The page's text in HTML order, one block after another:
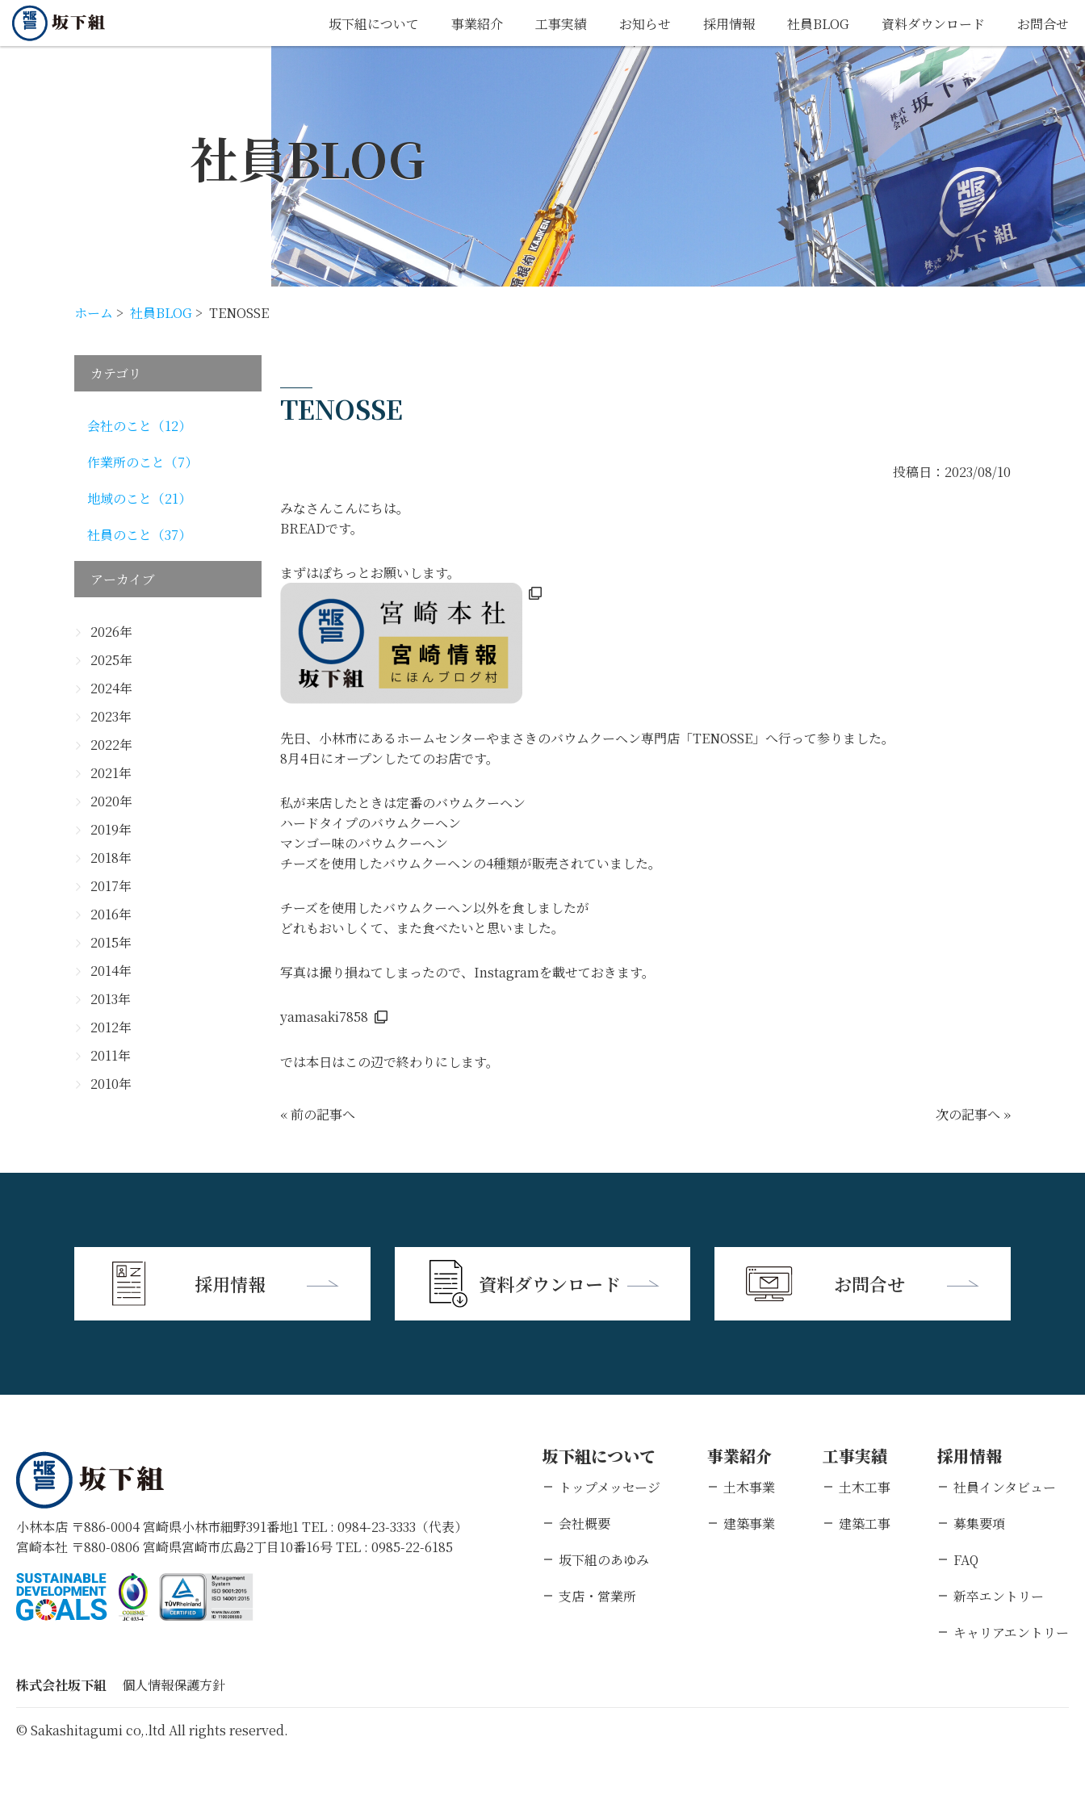
坂下組について 事業紹介 工事実績 お知らせ 採用情報 社員BLOG 資料ダウンロード お問合せ
社員BLOG
ホーム > 社員BLOG > TENOSSE
TENOSSE
投稿日：2023/08/10
みなさんこんにちは。
BREADです。
まずはぽちっとお願いします。
先日、小林市にあるホームセンターやまさきのバウムクーヘン専門店「TENOSSE」へ行って参りました。
8月4日にオープンしたてのお店です。
私が来店したときは定番のバウムクーヘン
ハードタイプのバウムクーヘン
マンゴー味のバウムクーヘン
チーズを使用したバウムクーヘンの4種類が販売されていました。
チーズを使用したバウムクーヘン以外を食しましたが
どれもおいしくて、また食べたいと思いました。
写真は撮り損ねてしまったので、Instagramを載せておきます。
yamasaki7858
では本日はこの辺で終わりにします。
« 前の記事へ 次の記事へ »
カテゴリ
会社のこと（12）
作業所のこと（7）
地域のこと（21）
社員のこと（37）
アーカイブ
2026年
2025年
2024年
2023年
2022年
2021年
2020年
2019年
2018年
2017年
2016年
2015年
2014年
2013年
2012年
2011年
2010年
採用情報 資料ダウンロード お問合せ
小林本店 〒886-0004 宮崎県小林市細野391番地1 TEL : 0984-23-3333（代表）
宮崎本社 〒880-0806 宮崎県宮崎市広島2丁目10番16号 TEL : 0985-22-6185
坂下組について
トップメッセージ
会社概要
坂下組のあゆみ
支店・営業所
事業紹介
土木事業
建築事業
工事実績
土木工事
建築工事
採用情報
社員インタビュー
募集要項
FAQ
新卒エントリー
キャリアエントリー
株式会社坂下組 個人情報保護方針
© Sakashitagumi co,.ltd All rights reserved.